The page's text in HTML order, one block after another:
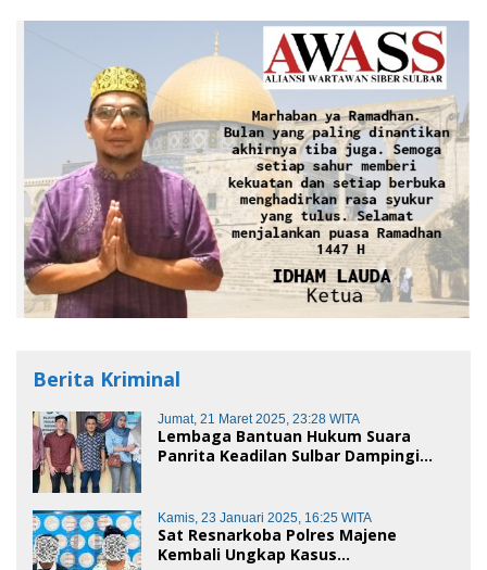
Berita Kriminal
Jumat, 21 Maret 2025, 23:28 WITA
Lembaga Bantuan Hukum Suara
Panrita Keadilan Sulbar Dampingi
Polman
Kamis, 23 Januari 2025, 16:25 WITA
Sat Resnarkoba Polres Majene
Kembali Ungkap Kasus